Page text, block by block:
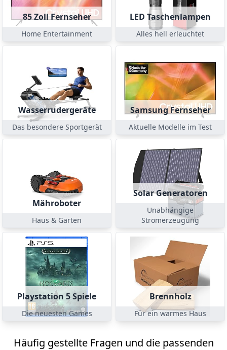
85 Zoll Fernseher
Home Entertainment
LED Taschenlampen
Alles hell erleuchtet
Wasserrudergeräte
Das besondere Sportgerät
Samsung Fernseher
Aktuelle Modelle im Test
Mähroboter
Haus & Garten
Solar Generatoren
Unabhängige
Stromerzeugung
Playstation 5 Spiele
Die neuesten Games
Brennholz
Für ein warmes Haus
Häufig gestellte Fragen und die passenden